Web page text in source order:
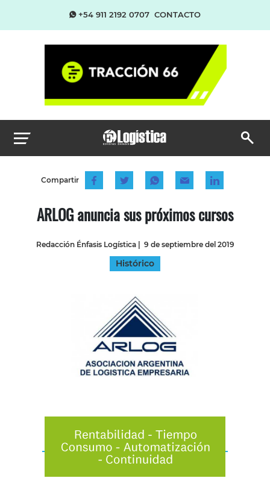
+54 911 2192 0707 CONTACTO
Compartir
ARLOG anuncia sus próximos cursos
Redacción Énfasis Logística| 9 de septiembre del 2019
Histórico